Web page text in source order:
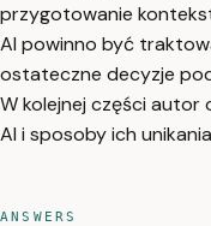
przygotowanie
AI powinno być
ostateczne decyzje
W kolejnej części autor
AI i sposoby ich
ANSWERS